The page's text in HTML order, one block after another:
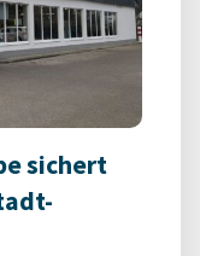
sichert